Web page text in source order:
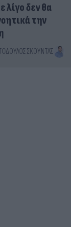
λίγο δεν θα
την
ΣΚΟΎΝΤΑΣ